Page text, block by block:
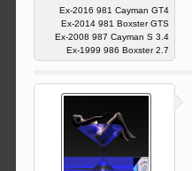
Ex-2016 981 Cayman GT4
Ex-2014 981 Boxster GTS
Ex-2008 987 Cayman S 3.4
Ex-1999 986 Boxster 2.7